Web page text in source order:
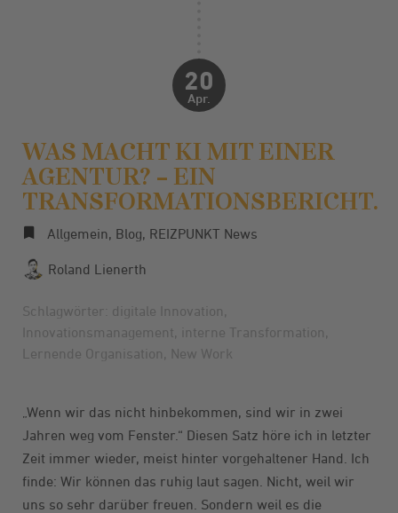
20
Apr.
WAS MACHT KI MIT EINER
AGENTUR? – EIN
TRANSFORMATIONSBERICHT.
Allgemein, Blog, REIZPUNKT News
Roland Lienerth
Schlagwörter: digitale Innovation
Innovationsmanagement
interne Transformation
Lernende Organisation
New Work
„Wenn wir das nicht hinbekommen, sind wir in zwei
Jahren weg vom Fenster.“ Diesen Satz höre ich in letzter
Zeit immer wieder, meist hinter vorgehaltener Hand. Ich
finde: Wir können das ruhig laut sagen. Nicht, weil wir
uns so sehr darüber freuen. Sondern weil es die